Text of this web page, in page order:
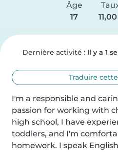
Âge
17
Dernière activité : Il y a 1
Traduire
I'm a responsible and
passion for working with
high school, I have
toddlers, and I'm
homework. I speak